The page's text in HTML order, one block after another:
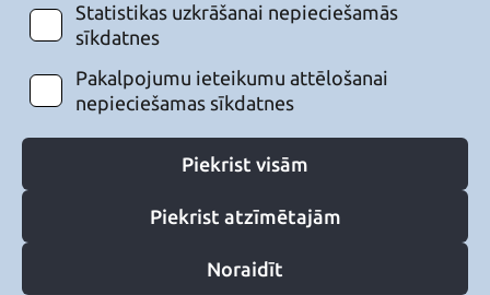
Statistikas uzkrāšanai nepieciešamās
sīkdatnes
Pakalpojumu ieteikumu attēlošanai
nepieciešamas sīkdatnes
Piekrist visām
Piekrist atzīmētajām
Noraidīt